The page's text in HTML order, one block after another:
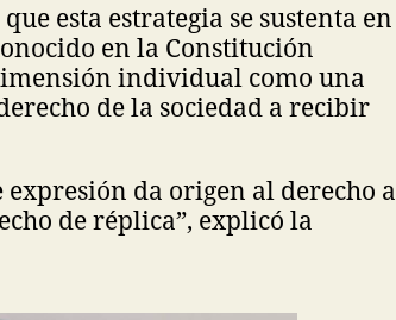
esta estrategia se sustenta en
en la Constitución
individual como una
de la sociedad a recibir
da origen al derecho a
de réplica”, explicó la